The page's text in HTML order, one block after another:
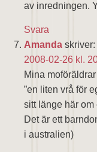
av inredningen.
Svara
Amanda skriver:
2008-02-26 kl.
Mina
”en liten vrå för
sitt länge här om
Det är ett
i australien)